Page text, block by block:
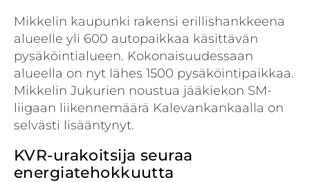
Mikkelin kaupunki rakensi erillishankkeena
alueelle yli 600 autopaikkaa käsittävän
pysäköintialueen. Kokonaisuudessaan
alueella on nyt lähes 1500 pysäköintipaikkaa.
Mikkelin Jukurien noustua jääkiekon SM-
liigaan liikennemäärä Kalevankankaalla on
selvästi lisääntynyt.
KVR-urakoitsija seuraa
energiatehokkuutta